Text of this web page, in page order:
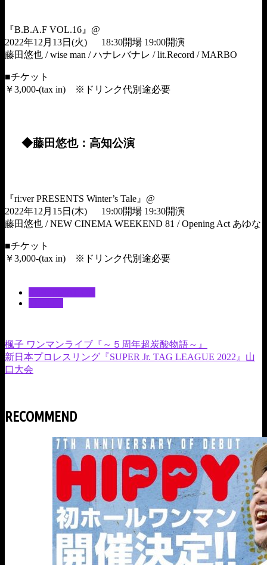
『B.B.A.F VOL.16』@
2022年12月13日(火) 18:30開場 19:00開演
藤田悠也 / wise man / ハナレバナレ / lit.Record / MARBO
■チケット
￥3,000-(tax in) ※ドリンク代別途必要
◆藤田悠也：高知公演
『ri:ver PRESENTS Winter’s Tale』@
2022年12月15日(木) 19:00開場 19:30開演
藤田悠也 / NEW CINEMA WEEKEND 81 / Opening Act あゆな
■チケット
￥3,000-(tax in) ※ドリンク代別途必要
楓子 ワンマンライブ『～５周年超炭酸物語～』
新日本プロレスリング『SUPER Jr. TAG LEAGUE 2022』山
口大会
RECOMMEND